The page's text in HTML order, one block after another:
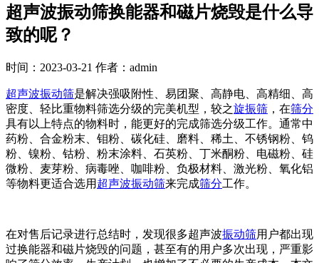
超声波振动筛换能器和磁片烧毁是什么导
致的呢？
时间：2023-03-21 作者：admin
超声波振动筛是解决强吸附性、易团聚、高静电、高精细、高
密度、轻比重物料筛选分级的完美机型，较之旋振筛 ，在筛分
具有以上特点的物料时，能更好的完成筛选分级工作。通常中
药粉、合金粉末、钼粉、碳化硅、磨料、稀土、不锈钢粉、钨
粉、镍粉、钴粉、粉末涂料、石英粉、丁米酮粉、电磁粉、硅
微粉、麦芽粉、病毒唑、咖啡粉、负极材料、激光粉、氧化铝
等物料更适合选用 超声波振动筛来完成筛分工作。
在对售后记录进行总结时，发现很多超声波振动筛用户都出现
过换能器和磁片烧毁的问题，甚至有的用户多次出现，严重影